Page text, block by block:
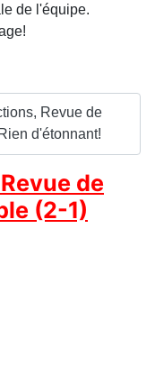
de l'équipe.
Revue de
d'étonnant!
de
(2-1)